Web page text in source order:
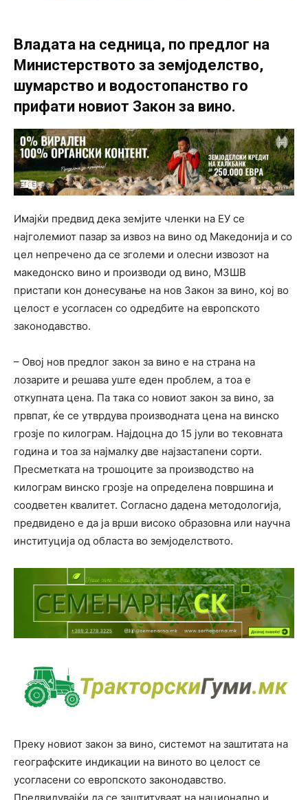
Владата на седница, по предлог на
Министерството за земјоделство,
шумарство и водостопанство го
прифати новиот Закон за вино.
Имајќи предвид дека земјите членки на ЕУ се
најголемиот пазар за извоз на вино од Македонија и со
цел непречено да се зголеми и олесни извозот на
македонско вино и производи од вино, МЗШВ
пристапи кон донесување на нов Закон за вино, кој во
целост е усогласен со одредбите на европското
законодавство.
– Овој нов предлог закон за вино е на страна на
лозарите и решава уште еден проблем, а тоа е
откупната цена. Па така со новиот закон за вино, за
првпат, ќе се утврдува производната цена на винско
грозје по килограм. Најдоцна до 15 јули во тековната
година и тоа за најмалку две најзастапени сорти.
Пресметката на трошоците за производство на
килограм винско грозје на определена површина и
соодветен квалитет. Согласно дадена методологија,
предвидено е да ја врши високо образовна или научна
институција од областа во земјоделството.
Преку новиот закон за вино, системот на заштитата на
географските индикации на виното во целост се
усогласени со европското законодавство.